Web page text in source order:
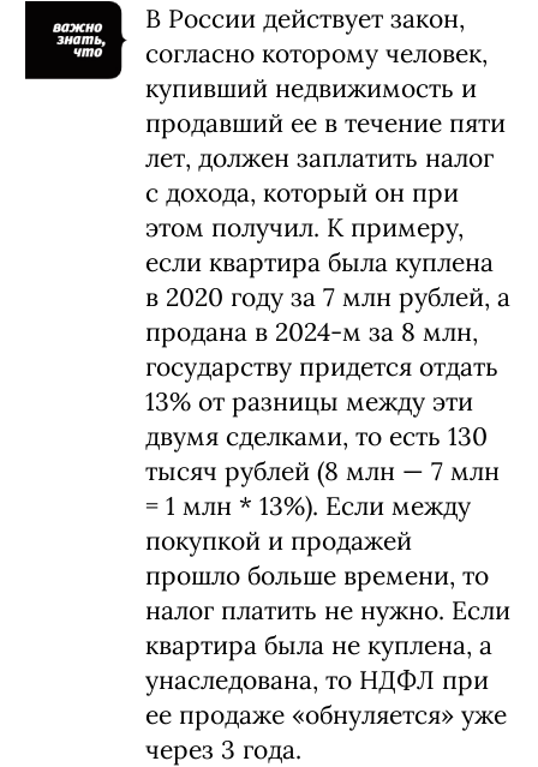
В России действует закон,
согласно которому человек,
купивший недвижимость и
продавший ее в течение пяти
лет, должен заплатить налог
с дохода, который он при
этом получил. К примеру,
если квартира была куплена
в 2020 году за 7 млн рублей, а
продана в 2024-м за 8 млн,
государству придется отдать
13% от разницы между эти
двумя сделками, то есть 130
тысяч рублей (8 млн — 7 млн
= 1 млн * 13%). Если между
покупкой и продажей
прошло больше времени, то
налог платить не нужно. Если
квартира была не куплена, а
унаследована, то НДФЛ при
ее продаже «обнуляется» уже
через 3 года.